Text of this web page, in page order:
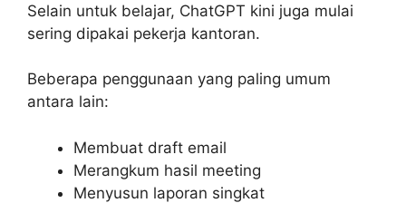
Selain untuk belajar, ChatGPT kini juga mulai
sering dipakai pekerja kantoran.
Beberapa penggunaan yang paling umum
antara lain:
Membuat draft email
Merangkum hasil meeting
Menyusun laporan singkat